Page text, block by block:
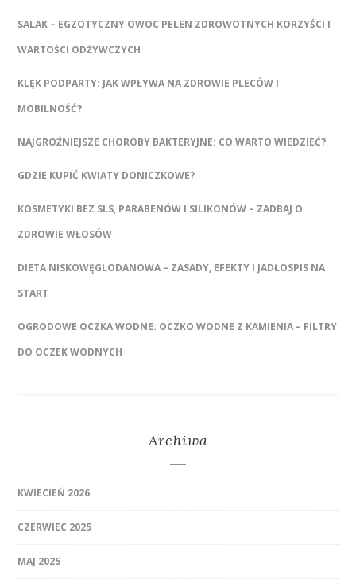
SALAK – EGZOTYCZNY OWOC PEŁEN ZDROWOTNYCH KORZYŚCI I
WARTOŚCI ODŻYWCZYCH
KLĘK PODPARTY: JAK WPŁYWA NA ZDROWIE PLECÓW I
MOBILNOŚĆ?
NAJGROŹNIEJSZE CHOROBY BAKTERYJNE: CO WARTO WIEDZIEĆ?
GDZIE KUPIĆ KWIATY DONICZKOWE?
KOSMETYKI BEZ SLS, PARABENÓW I SILIKONÓW – ZADBAJ O
ZDROWIE WŁOSÓW
DIETA NISKOWĘGLODANOWA – ZASADY, EFEKTY I JADŁOSPIS NA
START
OGRODOWE OCZKA WODNE: OCZKO WODNE Z KAMIENIA – FILTRY
DO OCZEK WODNYCH
Archiwa
KWIECIEŃ 2026
CZERWIEC 2025
MAJ 2025